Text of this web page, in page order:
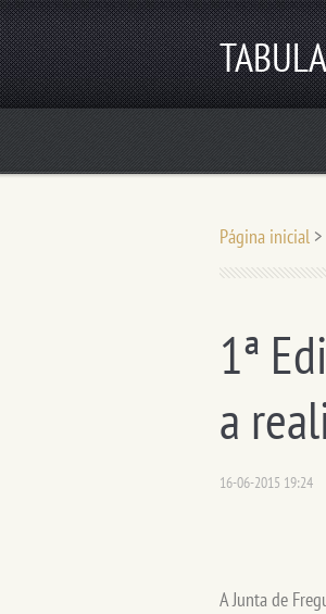
Página inicial >
1ª
a
16-06-2015 19:24
A Junta de